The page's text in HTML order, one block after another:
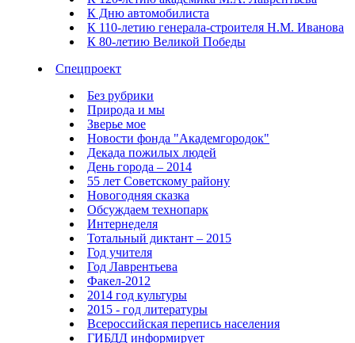
К Дню автомобилиста
К 110-летию генерала-строителя Н.М. Иванова
К 80-летию Великой Победы
Спецпроект
Без рубрики
Природа и мы
Зверье мое
Новости фонда "Академгородок"
Декада пожилых людей
День города – 2014
55 лет Советскому району
Новогодняя сказка
Обсуждаем технопарк
Интернеделя
Тотальный диктант – 2015
Год учителя
Год Лаврентьева
Факел-2012
2014 год культуры
2015 - год литературы
Всероссийская перепись населения
ГИБДД информирует